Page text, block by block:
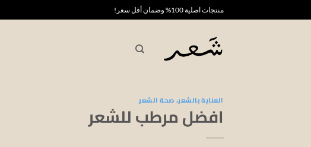
للمحتوى
منتجات اصلية 100% وضمان أقل سعر!
العناية بالشعر،صحة الشعر
افضل مرطب للشعر